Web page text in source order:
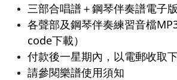
三部合唱譜＋鋼琴伴奏譜電子版
各聲部及鋼琴伴奏練習音檔
code下載）
付款後一星期內，以電郵收取
請參閱樂譜使用須知